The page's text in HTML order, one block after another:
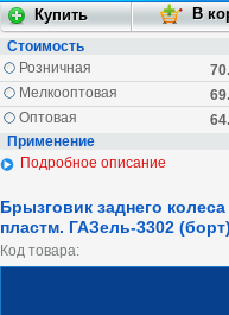
Стоимость
Розничная
Мелкооптовая
Оптовая
Применение
Подробное описание
Брызговик заднего колеса
пластм. ГАЗель-3302
Код товара: